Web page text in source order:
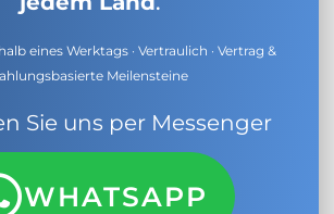
eines Werktags · Vertraulich · Vertrag &
Meilensteine
Sie uns per Messenger
WHATSAPP